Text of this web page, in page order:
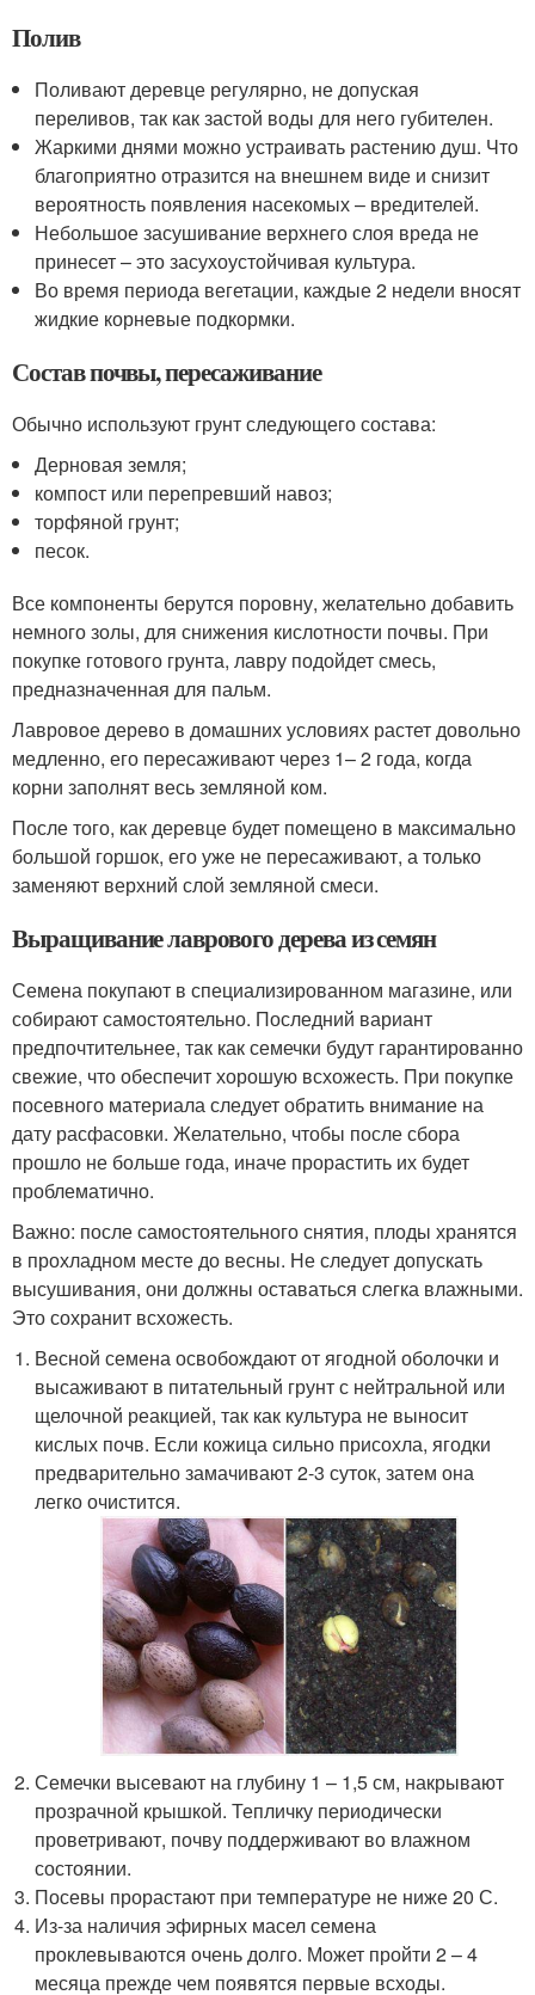
Полив
Поливают деревце регулярно, не допуская
переливов, так как застой воды для него губителен.
Жаркими днями можно устраивать растению душ. Что
благоприятно отразится на внешнем виде и снизит
вероятность появления насекомых – вредителей.
Небольшое засушивание верхнего слоя вреда не
принесет – это засухоустойчивая культура.
Во время периода вегетации, каждые 2 недели вносят
жидкие корневые подкормки.
Состав почвы, пересаживание
Обычно используют грунт следующего состава:
Дерновая земля;
компост или перепревший навоз;
торфяной грунт;
песок.
Все компоненты берутся поровну, желательно добавить
немного золы, для снижения кислотности почвы. При
покупке готового грунта, лавру подойдет смесь,
предназначенная для пальм.
Лавровое дерево в домашних условиях растет довольно
медленно, его пересаживают через 1– 2 года, когда
корни заполнят весь земляной ком.
После того, как деревце будет помещено в максимально
большой горшок, его уже не пересаживают, а только
заменяют верхний слой земляной смеси.
Выращивание лаврового дерева из семян
Семена покупают в специализированном магазине, или
собирают самостоятельно. Последний вариант
предпочтительнее, так как семечки будут гарантированно
свежие, что обеспечит хорошую всхожесть. При покупке
посевного материала следует обратить внимание на
дату расфасовки. Желательно, чтобы после сбора
прошло не больше года, иначе прорастить их будет
проблематично.
Важно: после самостоятельного снятия, плоды хранятся
в прохладном месте до весны. Не следует допускать
высушивания, они должны оставаться слегка влажными.
Это сохранит всхожесть.
Весной семена освобождают от ягодной оболочки и
высаживают в питательный грунт с нейтральной или
щелочной реакцией, так как культура не выносит
кислых почв. Если кожица сильно присохла, ягодки
предварительно замачивают 2-3 суток, затем она
легко очистится.
Семечки высевают на глубину 1 – 1,5 см, накрывают
прозрачной крышкой. Тепличку периодически
проветривают, почву поддерживают во влажном
состоянии.
Посевы прорастают при температуре не ниже 20 С.
Из-за наличия эфирных масел семена
проклевываются очень долго. Может пройти 2 – 4
месяца прежде чем появятся первые всходы.